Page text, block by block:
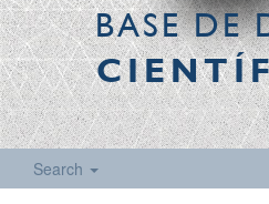
BASE DE
Search